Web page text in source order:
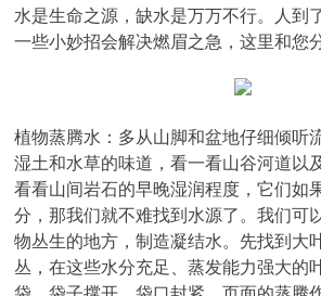
水是生命之源，缺水是万万不行。人到
一些小妙招会解决燃眉之急，这里和您
植物蒸腾水：多从山脚和盆地仔细倾听
湿土和水草的味道，看一看山谷河道以
看看山间岩石的早晚湿润程度，它们如
分，那我们就不难找到水源了。我们可
物丛生的地方，制造凝结水。先找到大
丛，在这些水分充足、蒸发能力强大的